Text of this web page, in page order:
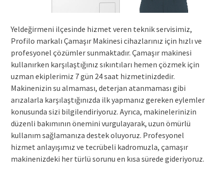
Yeldeğirmeni ilçesinde hizmet veren teknik servisimiz,
Profilo markalı Çamaşır Makinesi cihazlarınız için hızlı ve
profesyonel çözümler sunmaktadır. Çamaşır makinesi
kullanırken karşılaştığınız sıkıntıları hemen çözmek için
uzman ekiplerimiz 7 gün 24 saat hizmetinizdedir.
Makinenizin su almaması, deterjan atanmaması gibi
arızalarla karşılaştığınızda ilk yapmanız gereken eylemler
konusunda sizi bilgilendiriyoruz. Ayrıca, makinelerinizin
düzenli bakımının önemini vurgulayarak, uzun ömürlü
kullanım sağlamanıza destek oluyoruz. Profesyonel
hizmet anlayışımız ve tecrübeli kadromuzla, çamaşır
makinenizdeki her türlü sorunu en kısa sürede gideriyoruz.